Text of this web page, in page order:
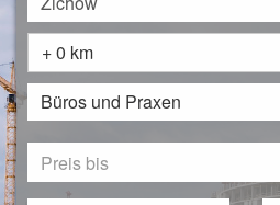
+ 0 km
Büros und Praxen